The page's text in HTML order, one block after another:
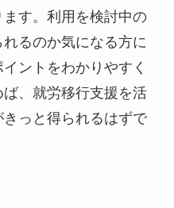
す。利用を検討中の
るのか気になる方に
ントをわかりやすく
、就労移行支援を活
っと得られるはずで